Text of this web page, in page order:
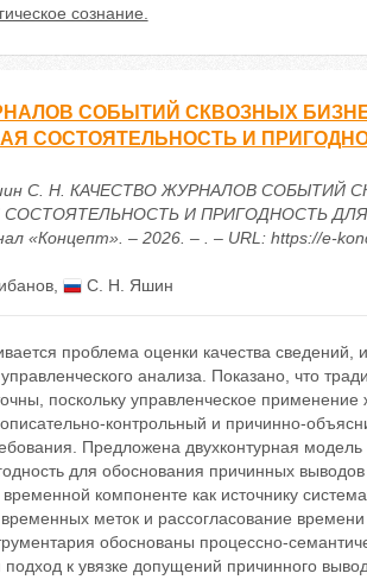
сознание.
СОБЫТИЙ СКВОЗНЫХ
СОСТОЯТЕЛЬНОСТЬ И
С. Н. КАЧЕСТВО ЖУРНАЛОВ СОБЫТИЙ
И ПРИГОДНОСТЬ ДЛЯ
«Концепт». – 2026. – . – URL: https://e-
, С. Н. Яшин
проблема оценки качества
анализа. Показано, что
поскольку управленческое
контрольный и причинно-
Предложена двухконтурная
для обоснования причинных
компоненте как источнику
меток и рассогласование
обоснованы процессно-
к увязке допущений причинного